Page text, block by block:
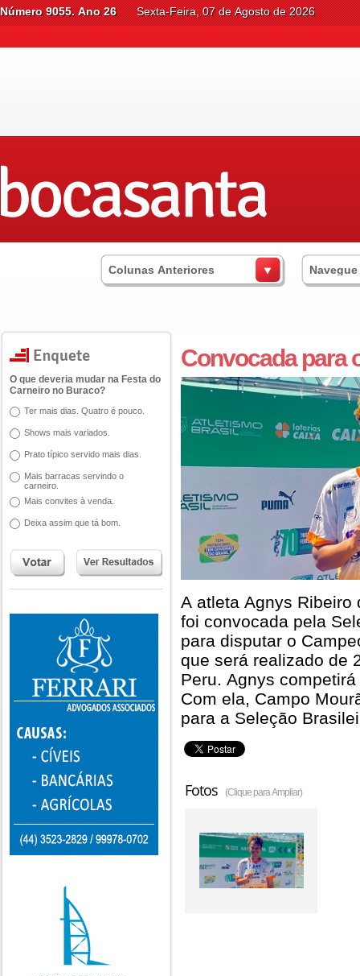
Número 9055. Ano 26 Sexta-Feira, 07 de Agosto de 2026
Colunas Anteriores
O que deveria mudar na Festa do
Carneiro no Buraco?
Ter mais dias. Quatro é pouco.
Shows mais variados.
Prato típico servido mais dias.
Mais barracas servindo o
carneiro.
Mais convites à venda.
Deixa assim que tá bom.
Convocada para
A atleta Agnys
foi convocada pela
para disputar o
que será realizado de
Peru. Agnys
Com ela, Campo
para a Seleção
Fotos (Clique para Ampliar)